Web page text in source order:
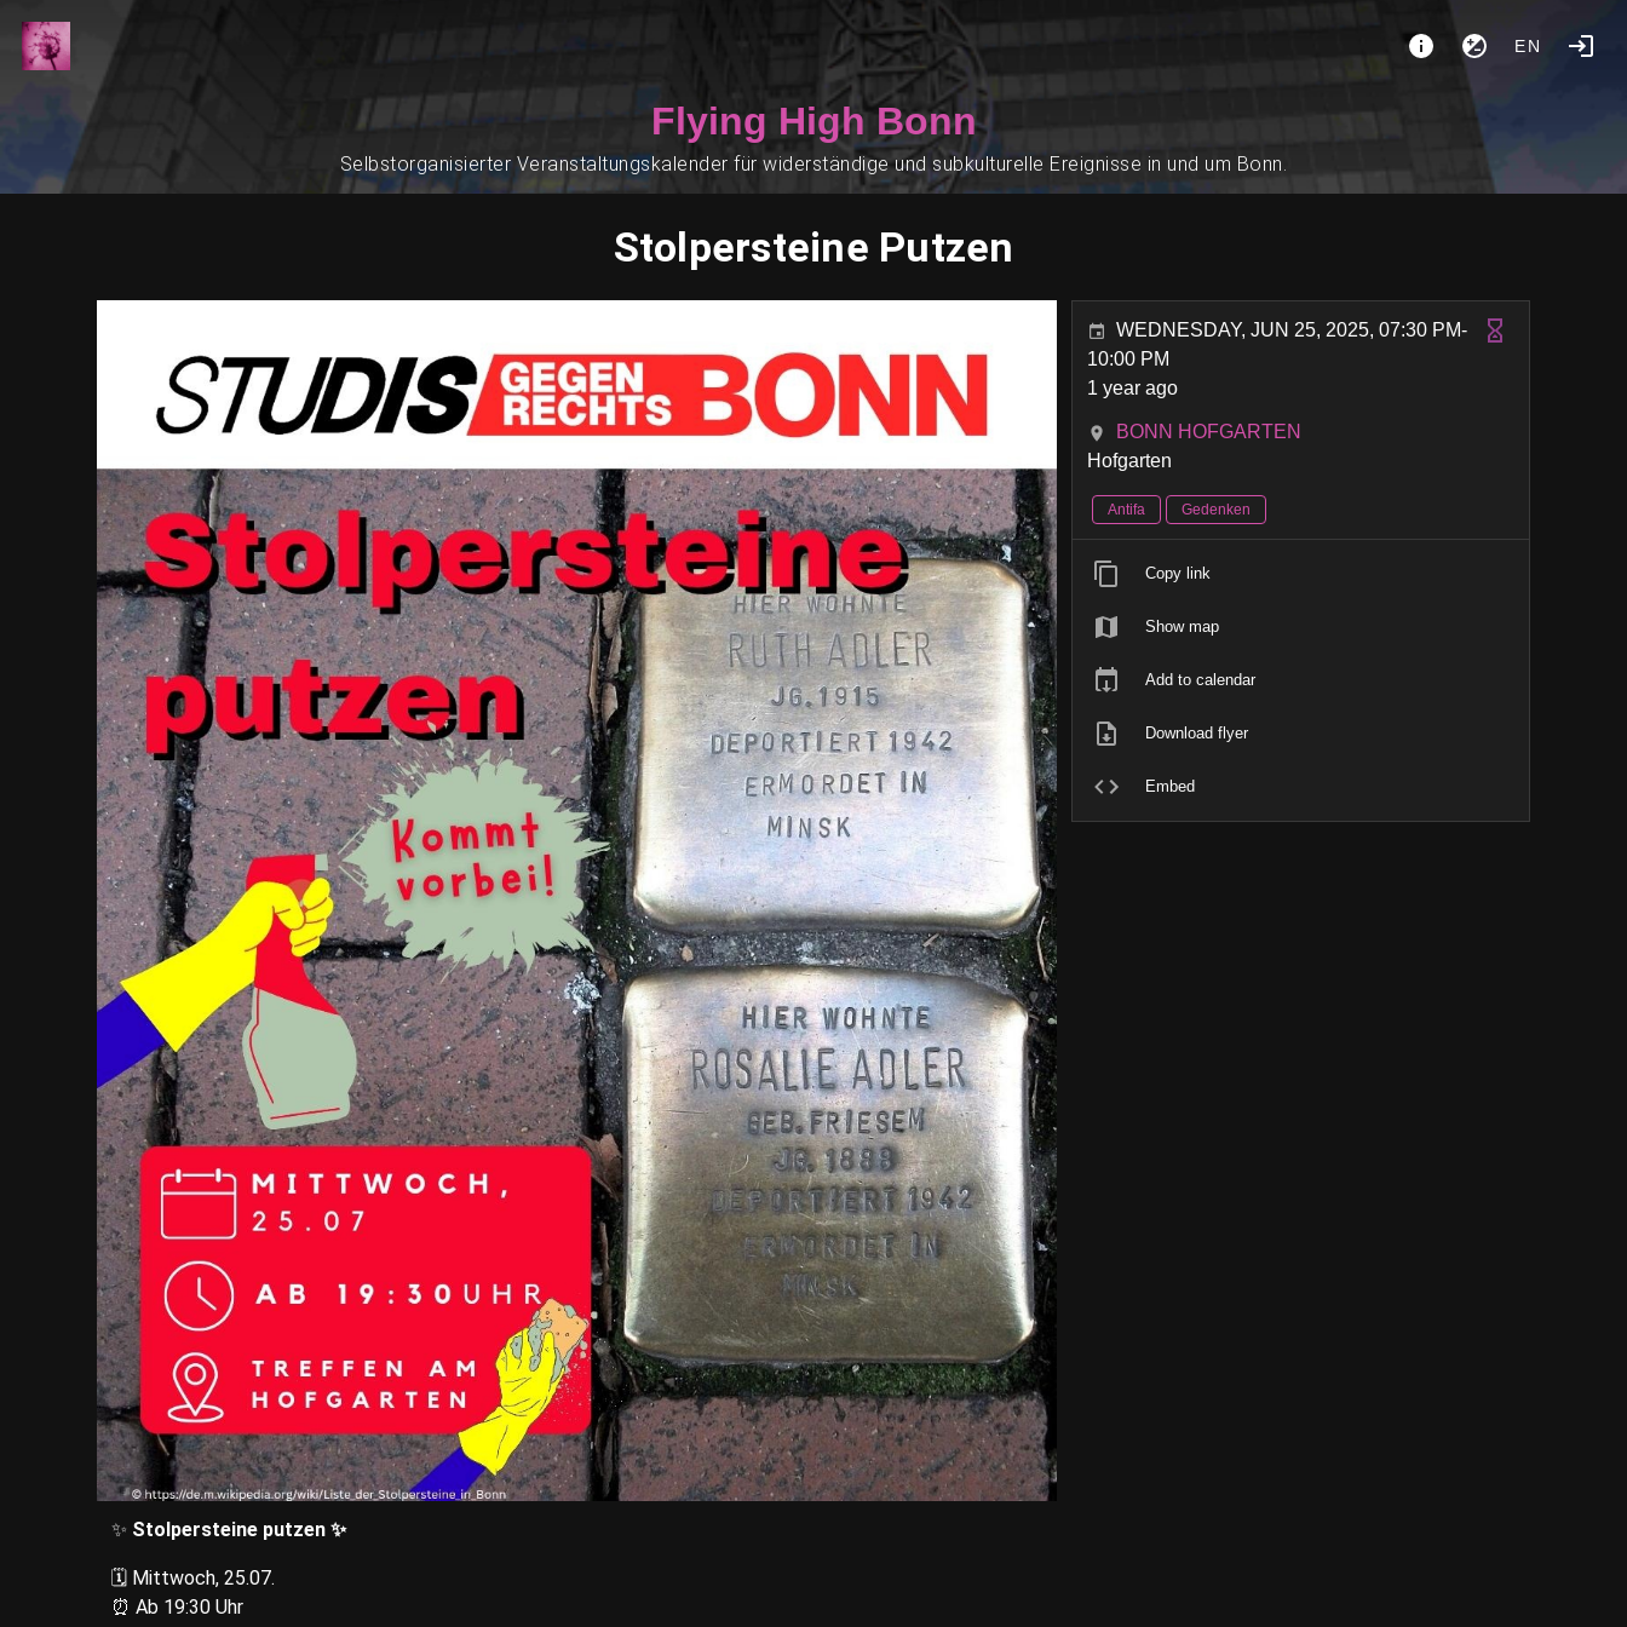
EN
Flying High Bonn
Selbstorganisierter Veranstaltungskalender für widerständige und subkulturelle Ereignisse in und um Bonn.
Stolpersteine Putzen
✨ Stolpersteine putzen ✨
🗓️ Mittwoch, 25.07.
⏰ Ab 19:30 Uhr
WEDNESDAY, JUN 25, 2025, 07:30 PM-
10:00 PM
1 year ago
BONN HOFGARTEN
Hofgarten
Antifa Gedenken
Copy link
Show map
Add to calendar
Download flyer
Embed